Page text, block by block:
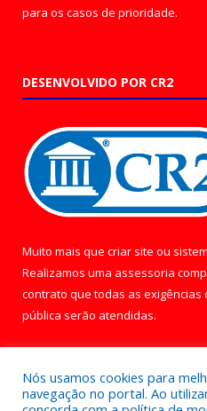
para os casos de prioridade.
DESENVOLVIDO POR CR2
Muito mais que criar site ou
Realizamos uma assessoria
contrato que todas as exigências
pública serão atendidas.
Nós usamos cookies para
navegação no portal. Ao